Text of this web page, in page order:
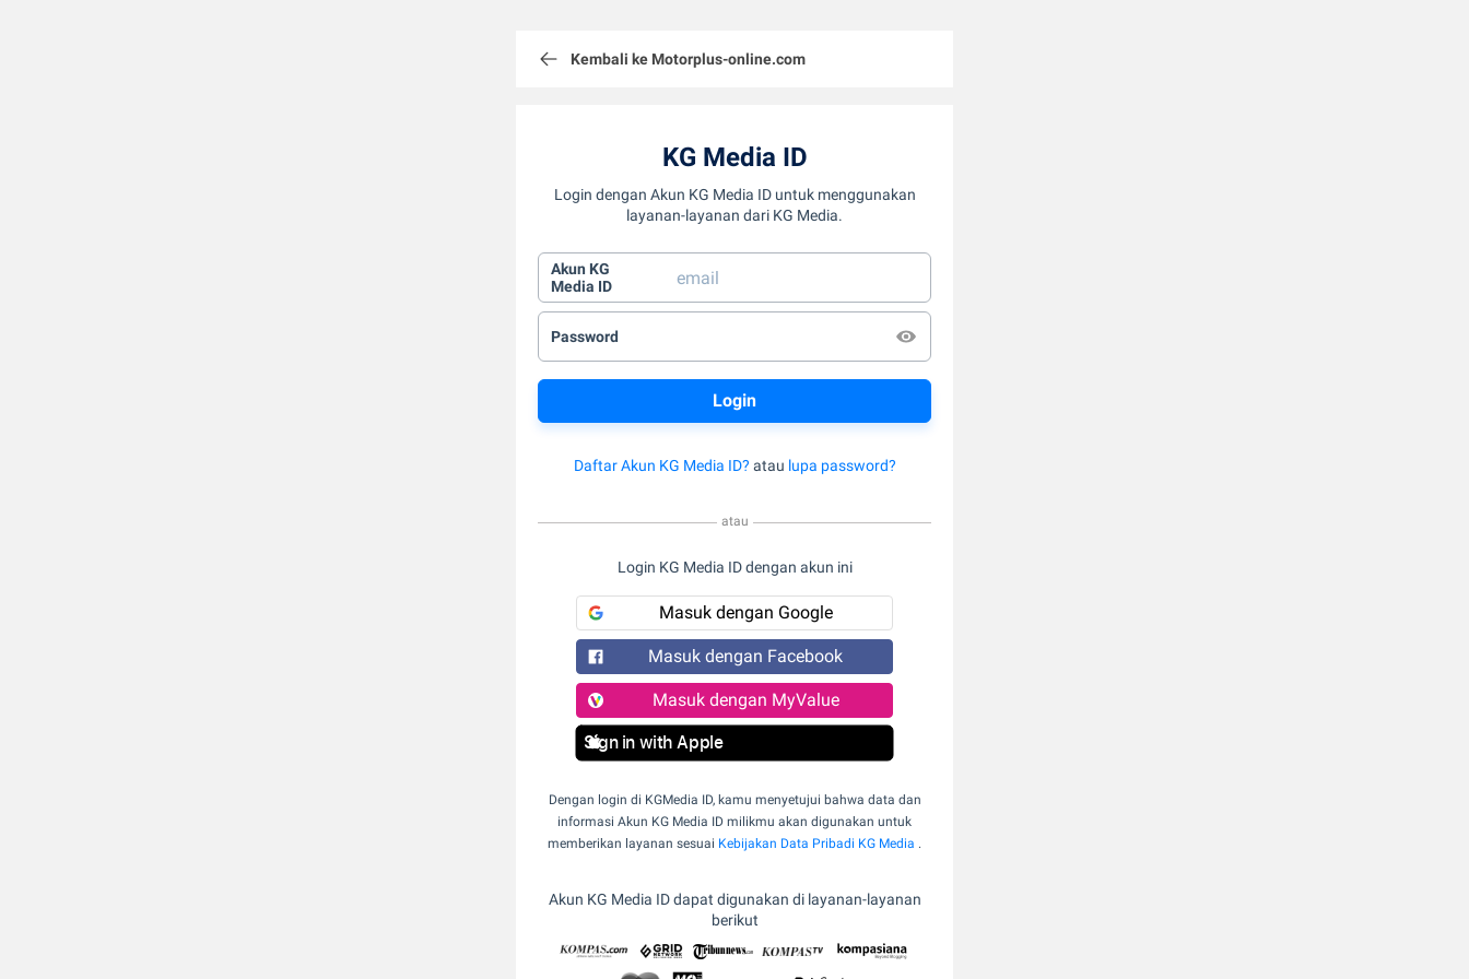
Kembali ke Motorplus-online.com
KG Media ID
Login dengan Akun KG Media ID untuk menggunakan
layanan-layanan dari KG Media.
Akun KG
Media ID
Password
Daftar Akun KG Media ID? atau lupa password?
atau
Login KG Media ID dengan akun ini
Masuk dengan Google
Masuk dengan Facebook
Masuk dengan MyValue
Sign in with Apple
Dengan login di KGMedia ID, kamu menyetujui bahwa data dan
informasi Akun KG Media ID milikmu akan digunakan untuk
memberikan layanan sesuai Kebijakan Data Pribadi KG Media .
Akun KG Media ID dapat digunakan di layanan-layanan
berikut